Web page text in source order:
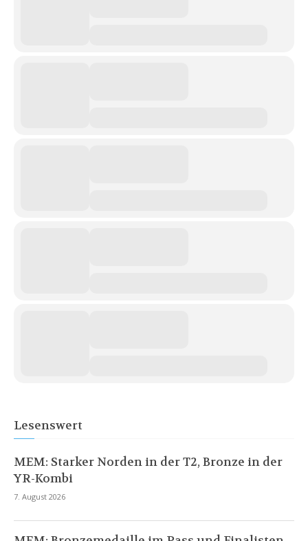
Lesenswert
MEM: Starker Norden in der T2, Bronze in der
YR-Kombi
7. August 2026